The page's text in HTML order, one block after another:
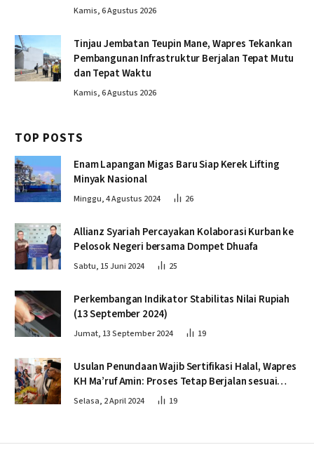
Kamis, 6 Agustus 2026
Tinjau Jembatan Teupin Mane, Wapres Tekankan
Pembangunan Infrastruktur Berjalan Tepat Mutu
dan Tepat Waktu
Kamis, 6 Agustus 2026
TOP POSTS
Enam Lapangan Migas Baru Siap Kerek Lifting
Minyak Nasional
Minggu, 4 Agustus 2024 26
Allianz Syariah Percayakan Kolaborasi Kurban ke
Pelosok Negeri bersama Dompet Dhuafa
Sabtu, 15 Juni 2024 25
Perkembangan Indikator Stabilitas Nilai Rupiah
(13 September 2024)
Jumat, 13 September 2024 19
Usulan Penundaan Wajib Sertifikasi Halal, Wapres
KH Ma’ruf Amin: Proses Tetap Berjalan sesuai
Penahapan
Selasa, 2 April 2024 19